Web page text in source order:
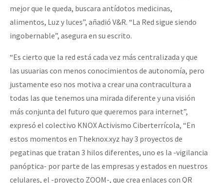
mejor que le queda, buscara antídotos medicinas,
alimentos, Luz y luces”, añadió V&R. “La Red sigue siendo
ingobernable”, asegura en su escrito.
“Es cierto que la red está cada vez más centralizada y que
las usuarias con menos conocimientos de autonomía, pero
justamente eso nos motiva a crear una contracultura a
todas las que tenemos una mirada diferente y una visión
más conjunta del futuro que queremos para internet”,
expresó el colectivo KNOX Activismo Ciberterrícola, “En
estos momentos en Theknox.xyz hay 3 proyectos de
pegatinas que tratan 3 hilos diferentes, uno es la -vigilancia
panóptica- por parte de las empresas y estados en nuestros
celulares, el -proyecto ZOOM-, que crea enlaces con QR